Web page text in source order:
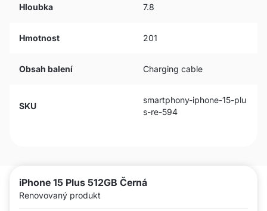
iPhone 15 Plus 512GB Černá
Renovovaný produkt
Hloubka 7.8
Hmotnost 201
Obsah balení Charging cable
SKU
smartphony-iphone-15-plu
s-re-594